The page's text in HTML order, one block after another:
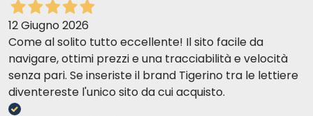
12 Giugno 2026
Come al solito tutto eccellente! Il sito facile da
navigare, ottimi prezzi e una tracciabilità e velocità
senza pari. Se inseriste il brand Tigerino tra le lettiere
diventereste l'unico sito da cui acquisto.